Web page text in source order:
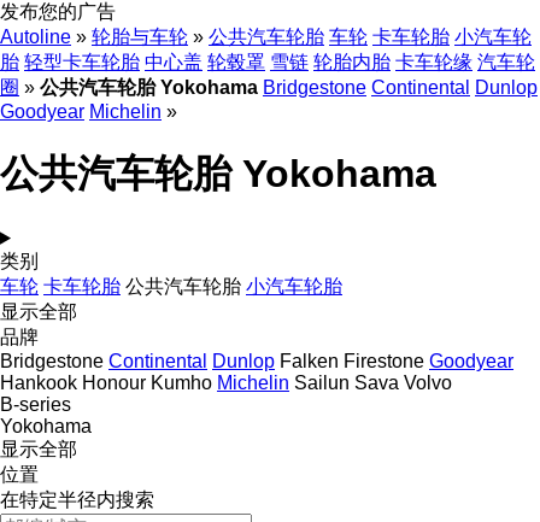
发布您的广告
Autoline » 轮胎与车轮 » 公共汽车轮胎 车轮 卡车轮胎 小汽车轮
胎 轻型卡车轮胎 中心盖 轮毂罩 雪链 轮胎内胎 卡车轮缘 汽车轮
圈 » 公共汽车轮胎 Yokohama Bridgestone Continental
Dunlop
Goodyear Michelin »
公共汽车轮胎 Yokohama
类别
车轮 卡车轮胎 公共汽车轮胎 小汽车轮胎
显示全部
品牌
Bridgestone Continental Dunlop Falken Firestone Goodyear
Hankook Honour Kumho Michelin Sailun Sava Volvo
B-series
Yokohama
显示全部
位置
在特定半径内搜索